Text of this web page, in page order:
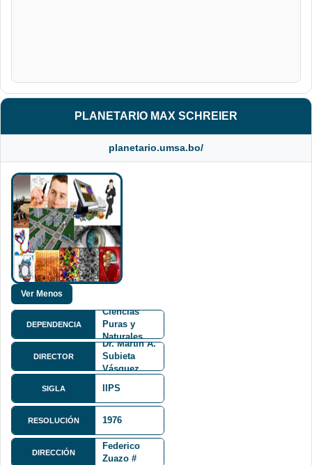
PLANETARIO MAX SCHREIER
planetario.umsa.bo/
DEPENDENCIA
Ciencias
Puras y
Naturales
FCPN
DIRECTOR
Dr. Martín A.
Subieta
Vásquez
SIGLA IIPS
RESOLUCIÓN 1976
DIRECCIÓN
Calle
Federico
Zuazo #